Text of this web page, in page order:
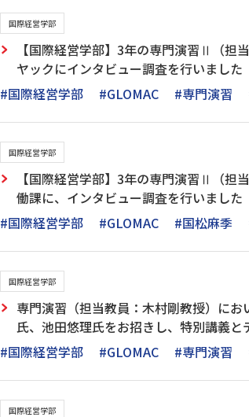
国際経営学部
【国際経営学部】3年の専門演習Ⅱ（担
ヤックにインタビュー調査を行いました
#国際経営学部
#GLOMAC #専門演習
国際経営学部
【国際経営学部】3年の専門演習Ⅱ（担
働課に、インタビュー調査を行いました
#国際経営学部
#GLOMAC #国松麻季
国際経営学部
専門演習（担当教員：木村剛教授）に
氏、池田悠理氏をお招きし、特別講義
#国際経営学部
#GLOMAC #専門演習
国際経営学部